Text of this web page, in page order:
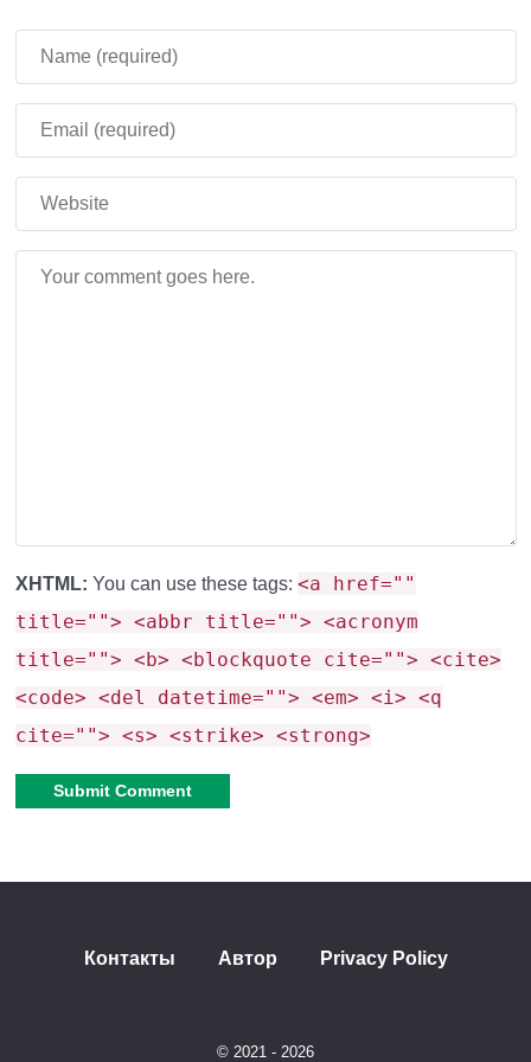
Зловещее Хранилище
Новый улучшенный блок
Блок испускает синие огни.
Открытьможно с помощью
Зловещие испытания
Содержиточеньсложные испытания, например при
прохождении может заспауниться Рейд. При гибели
Капитана рейда вне рейда не накладывается
«Дурное знамение». «Дурное знамение получило
новую иконку, а так же звуки.
XHTML: You can use these tags: <a href=""
title=""> <abbr title=""> <acronym
title=""> <b> <blockquote cite=""> <cite>
<code> <del datetime=""> <em> <i> <q
cite=""> <s> <strike> <strong>
Контакты Автор Privacy Policy
© 2021 - 2026